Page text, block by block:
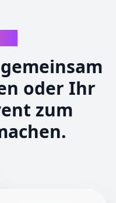
oder Ihr
zum